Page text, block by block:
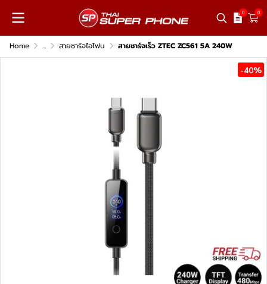
0 0
Home ... สายชาร์จไอโฟน สายชาร์จเร็ว ZTEC ZC561 5A 240W
-40%